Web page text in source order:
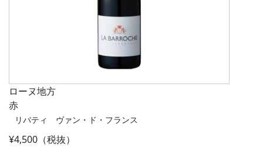
ローヌ地方
赤
リバティ ヴァン・ド・フランス
¥4,500（税抜）